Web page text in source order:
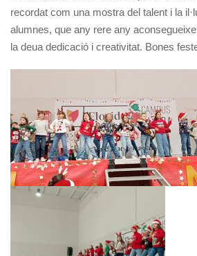
recordat com una mostra del talent i la
alumnes, que any rere any
la deua dedicació i creativitat. Bones